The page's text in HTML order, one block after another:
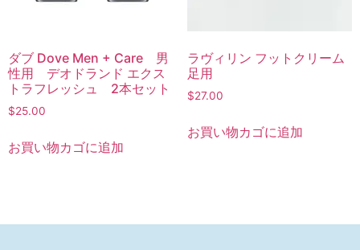
ダブ Dove Men + Care 男
性用 デオドランド エクス
トラフレッシュ 2本セット
$25.00
お買い物カゴに追加
ラヴィリン フットクリーム
足用
$27.00
お買い物カゴに追加